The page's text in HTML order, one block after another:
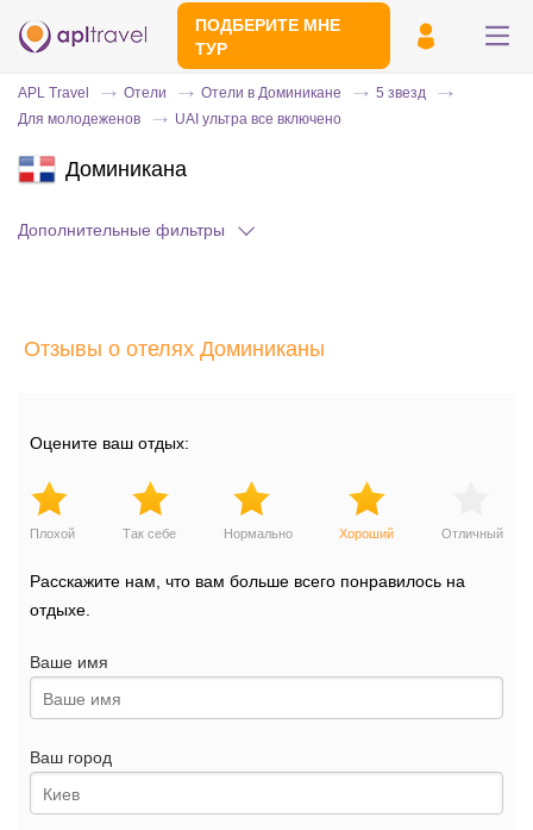
ПОДБЕРИТЕ МНЕ
ТУР
Эксперт свяжется с вами и сделает
APL Travel Отели Отели в Доминикане
5 звезд
Для молодеженов
UAI ультра все включено
Доминикана
Дополнительные фильтры
Отзывы о отелях Доминиканы
Оцените ваш отдых:
Плохой Так себе Нормально Хороший Отличный
Расскажите нам, что вам больше всего понравилось на
отдыхе.
Ваше имя
Ваш город